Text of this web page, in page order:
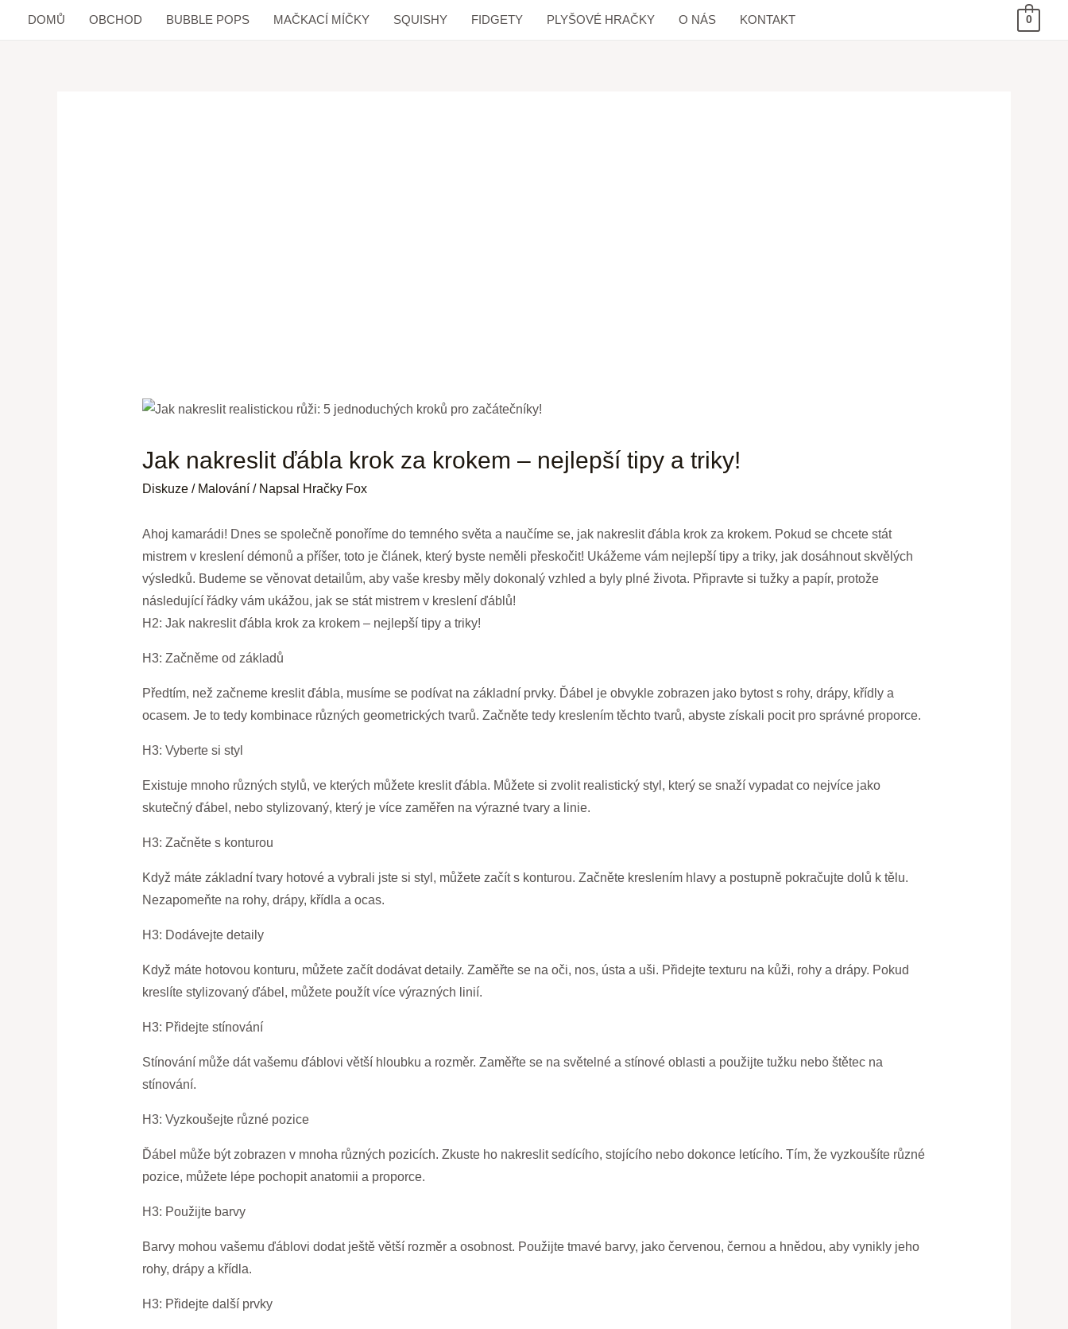
DOMŮ OBCHOD BUBBLE POPS MAČKACÍ MÍČKY SQUISHY FIDGETY PLYŠOVÉ HRAČKY O NÁS KONTAKT 0
Jak nakreslit ďábla krok za krokem – nejlepší tipy a triky!
Diskuze / Malování/ Napsal Hračky Fox
Ahoj kamarádi! Dnes se společně ponoříme do temného světa a naučíme se, jak nakreslit ďábla krok za krokem. Pokud se chcete stát
mistrem v kreslení démonů a příšer, toto je článek, který byste neměli přeskočit! Ukážeme vám nejlepší tipy a triky, jak dosáhnout skvělých
výsledků. Budeme se věnovat detailům, aby vaše kresby měly dokonalý vzhled a byly plné života. Připravte si tužky a papír, protože
následující řádky vám ukážou, jak se stát mistrem v kreslení ďáblů!
H2: Jak nakreslit ďábla krok za krokem – nejlepší tipy a triky!
H3: Začněme od základů
Předtím, než začneme kreslit ďábla, musíme se podívat na základní prvky. Ďábel je obvykle zobrazen jako bytost s rohy, drápy, křídly a
ocasem. Je to tedy kombinace různých geometrických tvarů. Začněte tedy kreslením těchto tvarů, abyste získali pocit pro správné proporce.
H3: Vyberte si styl
Existuje mnoho různých stylů, ve kterých můžete kreslit ďábla. Můžete si zvolit realistický styl, který se snaží vypadat co nejvíce jako
skutečný ďábel, nebo stylizovaný, který je více zaměřen na výrazné tvary a linie.
H3: Začněte s konturou
Když máte základní tvary hotové a vybrali jste si styl, můžete začít s konturou. Začněte kreslením hlavy a postupně pokračujte dolů k tělu.
Nezapomeňte na rohy, drápy, křídla a ocas.
H3: Dodávejte detaily
Když máte hotovou konturu, můžete začít dodávat detaily. Zaměřte se na oči, nos, ústa a uši. Přidejte texturu na kůži, rohy a drápy. Pokud
kreslíte stylizovaný ďábel, můžete použít více výrazných linií.
H3: Přidejte stínování
Stínování může dát vašemu ďáblovi větší hloubku a rozměr. Zaměřte se na světelné a stínové oblasti a použijte tužku nebo štětec na
stínování.
H3: Vyzkoušejte různé pozice
Ďábel může být zobrazen v mnoha různých pozicích. Zkuste ho nakreslit sedícího, stojícího nebo dokonce letícího. Tím, že vyzkoušíte různé
pozice, můžete lépe pochopit anatomii a proporce.
H3: Použijte barvy
Barvy mohou vašemu ďáblovi dodat ještě větší rozměr a osobnost. Použijte tmavé barvy, jako červenou, černou a hnědou, aby vynikly jeho
rohy, drápy a křídla.
H3: Přidejte další prvky